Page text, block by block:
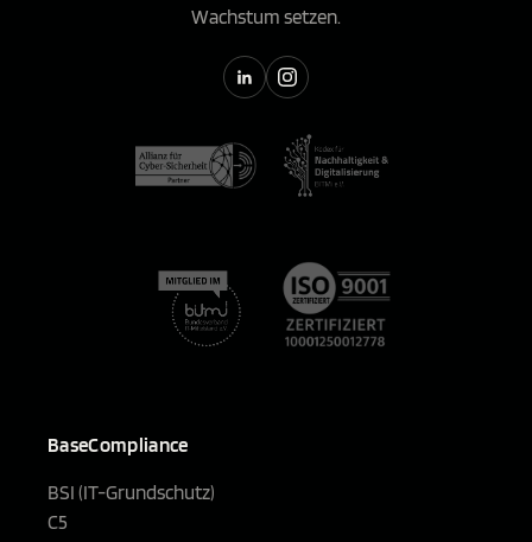
Wachstum setzen.
BaseCompliance
BSI (IT-Grundschutz)
C5